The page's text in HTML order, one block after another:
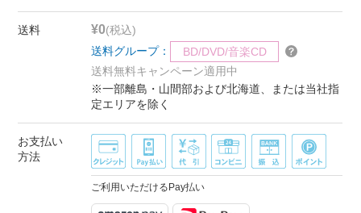
送料 ¥0(税込)
送料グループ：
BD/DVD/音楽CD
送料無料キャンペーン適用中
※一部離島・山間部および北海道、または当社指
定エリアを除く
お支払い
方法
ご利用いただけるPay払い